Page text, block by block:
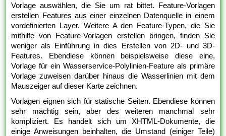
Vorlage auswählen, die Sie um rat bittet. Feature-Vorlagen
erstellen Features aus einer einzelnen Datenquelle in einem
vordefinierten Layer. Weitere A den Feature-Typen, die Sie
mithilfe von Feature-Vorlagen erstellen bringen, finden Sie
weniger als Einführung in dies Erstellen von 2D- und 3D-
Features. Ebendiese können beispielsweise diese eine,
Vorlage für ein Wasserservice-Polylinien-Feature als primäre
Vorlage zuweisen darüber hinaus die Wasserlinien mit dem
Mauszeiger auf dieser Karte zeichnen.
Vorlagen eignen sich für statische Seiten. Ebendiese können
sehr mächtig sein, aber des weiteren manchmal sehr
kompliziert. Es handelt sich um XHTML-Dokumente, die
einige Anweisungen beinhalten, die Umstand (einiger Teile)